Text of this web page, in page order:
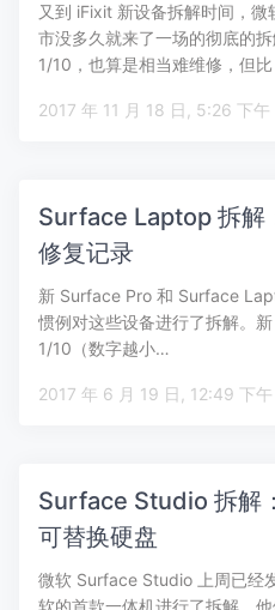
又到 iFixit 新设备拆解时间，
市没多久就来了一场的彻底的
1/10，也算是相当难维修，但
2017 年 11 月 18 日, 5:26 下午
Surface Laptop 拆解
修复记录
新 Surface Pro 和 Surface
惯例对这些设备进行了拆解。
1/10（数字越小…
2017 年 6 月 19 日, 12:49 下午
Surface Studio 拆解
可替换硬盘
微软 Surface Studio 上周已经